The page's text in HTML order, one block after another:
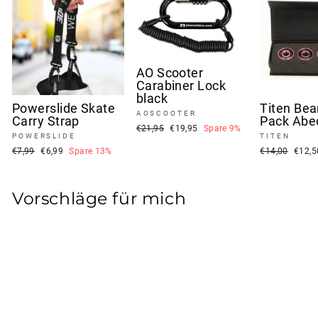
Powerslide Skate
Carry Strap
POWERSLIDE
Normaler
€7,99 Sonderpreis
€6,99 Spare 13%
AO Scooter
Carabiner Lock
black
AOSCOOTER
Normaler
€21,95 Sonderpreis
€19,95 Spare 9%
Titen
Pack
TITEN
Normaler
€14,00
Vorschläge für mich